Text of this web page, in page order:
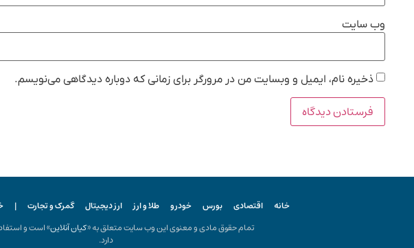
وب‌ سایت
ذخیره نام، ایمیل و وبسایت من در مرورگر برای زمانی که دوباره دیدگاهی می‌نویسم.
خانه اقتصادی بورس خودرو طلا و ارز ارز دیجیتال گمرک و تجارت |
تمام حقوق مادی و معنوی این وب سایت متعلق به «کیان آنلاین» است و
دارد.